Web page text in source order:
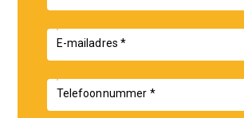
E-mailadres *
Telefoonnummer *